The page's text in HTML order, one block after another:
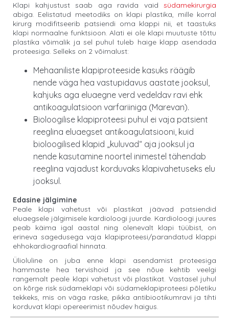
Klapi kahjustust saab aga ravida vaid südamekirurgia
abiga. Eelistatud meetodiks on klapi plastika, mille korral
kirurg modifitseerib patsiendi oma klappi nii, et taastuks
klapi normaalne funktsioon. Alati ei ole klapi muutuste tõttu
plastika võimalik ja sel puhul tuleb haige klapp asendada
proteesiga. Selleks on 2 võimalust:
Mehaaniliste klapiproteeside kasuks räägib
nende väga hea vastupidavus aastate jooksul,
kahjuks aga eluaegne verd vedeldav ravi ehk
antikoagulatsioon varfariiniga (Marevan).
Bioloogilise klapiproteesi puhul ei vaja patsient
reeglina eluaegset antikoagulatsiooni, kuid
bioloogilised klapid „kuluvad“ aja jooksul ja
nende kasutamine noortel inimestel tähendab
reeglina vajadust korduvaks klapivahetuseks elu
jooksul.
Edasine jälgimine
Peale klapi vahetust või plastikat jäävad patsiendid
eluaegsele jälgimisele kardioloogi juurde. Kardioloogi juures
peab käima igal aastal ning olenevalt klapi tüübist, on
erineva sagedusega vaja klapiproteesi/parandatud klappi
ehhokardiograafial hinnata.
Ülioluline on juba enne klapi asendamist proteesiga
hammaste hea tervishoid ja see nõue kehtib veelgi
rangemalt peale klapi vahetust või plastikat. Vastasel juhul
on kõrge risk südameklapi või südameklapiproteesi põletiku
tekkeks, mis on väga raske, pikka antibiootikumravi ja tihti
korduvat klapi opereerimist nõudev haigus.